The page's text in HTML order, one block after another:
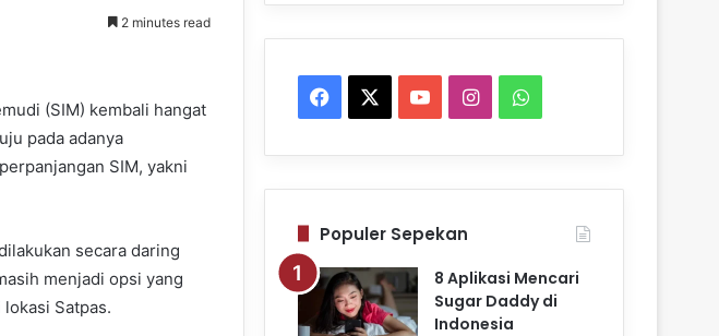
2 minutes read
(SIM) kembali hangat
pada adanya
SIM, yakni
secara daring
menjadi opsi yang
Satpas.
Facebook YouTubeInstagramWhatsApp
Populer Sepekan
8 Aplikasi Mencari
Sugar Daddy di
Indonesia